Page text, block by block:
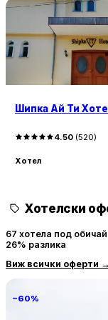
Шипка Ай Ти
4.50 (520)
Хотел
Хотелски
67 хотела под
26% разлика
Виж всички оферти →
−60%